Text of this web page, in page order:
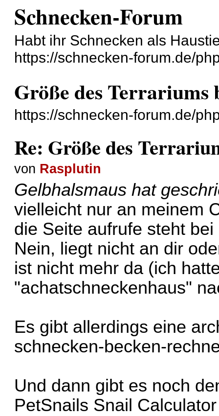
Schnecken-Forum
Habt ihr Schnecken als
https://schnecken-forum.de/
Größe des Terrariums
https://schnecken-forum.de/
Re: Größe des
von Rasplutin
Gelbhalsmaus hat
vielleicht nur an meinem
die Seite aufrufe steht
Nein, liegt nicht an dir
ist nicht mehr da (ich
"achatschneckenhaus"
Es gibt allerdings eine
schnecken-becken-
Und dann gibt es noch
PetSnails Snail Calculator